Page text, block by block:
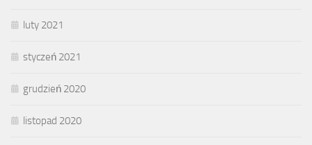
luty 2021
styczeń 2021
grudzień 2020
listopad 2020